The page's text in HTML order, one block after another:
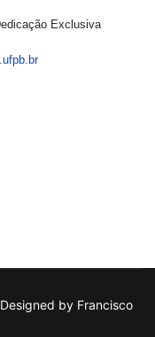
Exclusiva
by Francisco